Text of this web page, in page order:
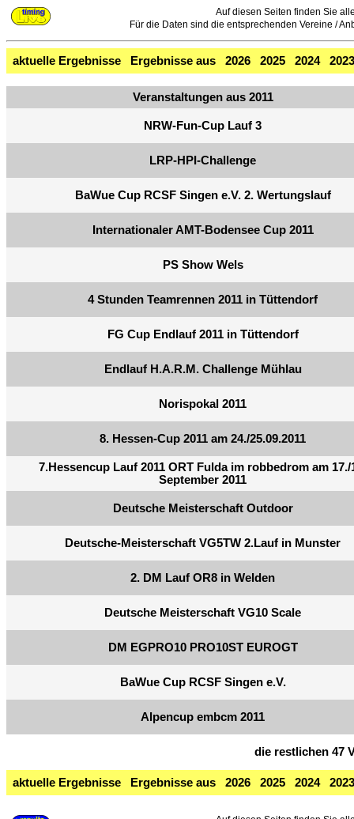
Auf diesen Seiten finden Sie
Für die Daten sind die entsprechenden Vereine /
aktuelle Ergebnisse Ergebnisse aus 2026 2025 2024 2023
Veranstaltungen aus 2011
NRW-Fun-Cup Lauf 3
LRP-HPI-Challenge
BaWue Cup RCSF Singen e.V. 2. Wertungslauf
Internationaler AMT-Bodensee Cup 2011
PS Show Wels
4 Stunden Teamrennen 2011 in Tüttendorf
FG Cup Endlauf 2011 in Tüttendorf
Endlauf H.A.R.M. Challenge Mühlau
Norispokal 2011
8. Hessen-Cup 2011 am 24./25.09.2011
7.Hessencup Lauf 2011 ORT Fulda im robbedrom am 17./
September 2011
Deutsche Meisterschaft Outdoor
Deutsche-Meisterschaft VG5TW 2.Lauf in Munster
2. DM Lauf OR8 in Welden
Deutsche Meisterschaft VG10 Scale
DM EGPRO10 PRO10ST EUROGT
BaWue Cup RCSF Singen e.V.
Alpencup embcm 2011
die restlichen 47
aktuelle Ergebnisse Ergebnisse aus 2026 2025 2024 2023